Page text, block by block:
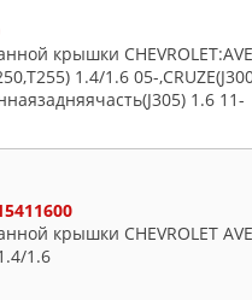
крышки
1.4/1.6 05-
1.6 11-
крышки CHEVROLET
1.6